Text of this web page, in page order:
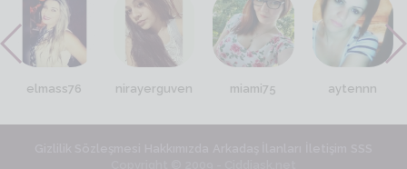
elmass76 nirayerguven miami75 aytennn